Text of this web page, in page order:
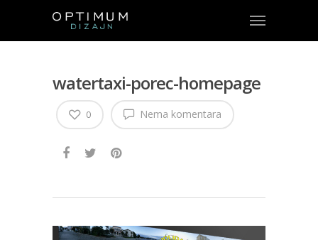
watertaxi-porec-homepage
Nema komentara
0